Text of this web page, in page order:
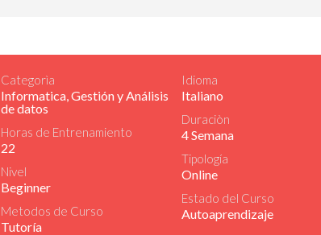
Categorìa
Informatica, Gestión y Análisis
de datos
Horas de Entrenamiento
22
Nivel
Beginner
Metodos de Curso
Tutoría
Idioma
Italiano
Duraciòn
4 Semana
Tipología
Online
Estado del Curso
Autoaprendizaje